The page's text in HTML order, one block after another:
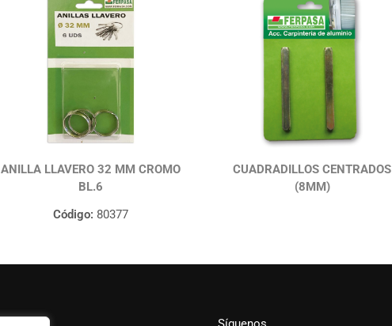
ANILLA LLAVERO 32 MM CROMO
BL.6
Código: 80377
CUADRADILLOS CENTRADOS
(8MM)